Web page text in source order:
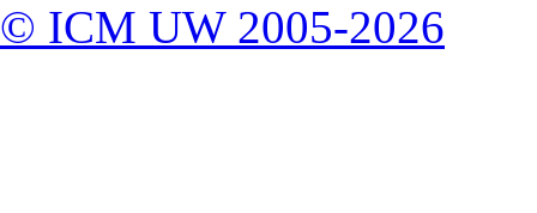
© ICM UW 2005-2026